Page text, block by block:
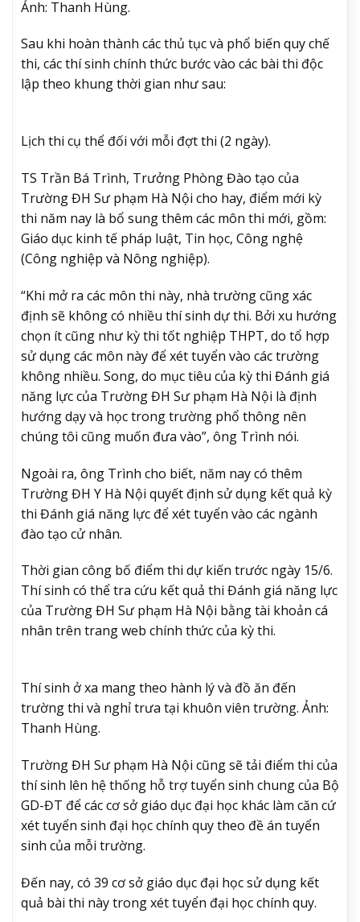
Ảnh: Thanh Hùng.
Sau khi hoàn thành các thủ tục và phổ biến quy chế
thi, các thí sinh chính thức bước vào các bài thi độc
lập theo khung thời gian như sau:
Lịch thi cụ thể đối với mỗi đợt thi (2 ngày).
TS Trần Bá Trình, Trưởng Phòng Đào tạo của
Trường ĐH Sư phạm Hà Nội cho hay, điểm mới kỳ
thi năm nay là bổ sung thêm các môn thi mới, gồm:
Giáo dục kinh tế pháp luật, Tin học, Công nghệ
(Công nghiệp và Nông nghiệp).
“Khi mở ra các môn thi này, nhà trường cũng xác
định sẽ không có nhiều thí sinh dự thi. Bởi xu hướng
chọn ít cũng như kỳ thi tốt nghiệp THPT, do tổ hợp
sử dụng các môn này để xét tuyển vào các trường
không nhiều. Song, do mục tiêu của kỳ thi Đánh giá
năng lực của Trường ĐH Sư phạm Hà Nội là định
hướng dạy và học trong trường phổ thông nên
chúng tôi cũng muốn đưa vào”, ông Trình nói.
Ngoài ra, ông Trình cho biết, năm nay có thêm
Trường ĐH Y Hà Nội quyết định sử dụng kết quả kỳ
thi Đánh giá năng lực để xét tuyển vào các ngành
đào tạo cử nhân.
Thời gian công bố điểm thi dự kiến trước ngày 15/6.
Thí sinh có thể tra cứu kết quả thi Đánh giá năng lực
của Trường ĐH Sư phạm Hà Nội bằng tài khoản cá
nhân trên trang web chính thức của kỳ thi.
Thí sinh ở xa mang theo hành lý và đồ ăn đến
trường thi và nghỉ trưa tại khuôn viên trường. Ảnh:
Thanh Hùng.
Trường ĐH Sư phạm Hà Nội cũng sẽ tải điểm thi của
thí sinh lên hệ thống hỗ trợ tuyển sinh chung của Bộ
GD-ĐT để các cơ sở giáo dục đại học khác làm căn cứ
xét tuyển sinh đại học chính quy theo đề án tuyển
sinh của mỗi trường.
Đến nay, có 39 cơ sở giáo dục đại học sử dụng kết
quả bài thi này trong xét tuyển đại học chính quy.